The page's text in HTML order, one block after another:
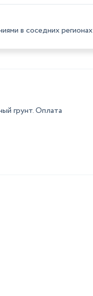
в соседних регионах
грунт. Оплата